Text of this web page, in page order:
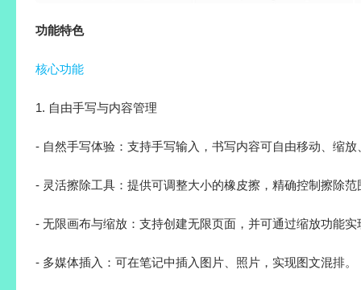
功能特色
核心功能
1. 自由手写与内容管理
- 自然手写体验：支持手写输入，书写内容可自由移动、缩
- 灵活擦除工具：提供可调整大小的橡皮擦，精确控制擦除范
- 无限画布与缩放：支持创建无限页面，并可通过缩放功能
- 多媒体插入：可在笔记中插入图片、照片，实现图文混排。